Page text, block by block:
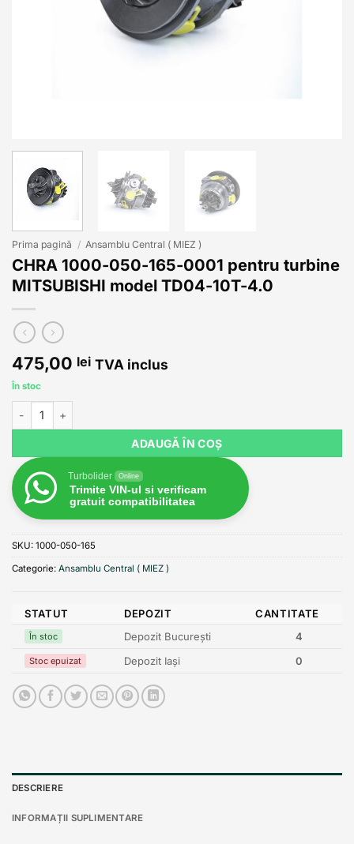
Prima pagină / Ansamblu Central ( MIEZ )
CHRA 1000-050-165-0001 pentru turbine
MITSUBISHI model TD04-10T-4.0
475,00 lei TVA inclus
În stoc
Cantitate CHRA 1000-050-165-0001 pentru turbine MITSUBISHI
ADAUGĂ ÎN COȘ
Turbolider Online
Trimite VIN-ul si verificam
gratuit compatibilitatea
SKU: 1000-050-165
Categorie: Ansamblu Central ( MIEZ )
STATUT DEPOZIT CANTITATE
În stoc Depozit București 4
Stoc epuizat Depozit Iași 0
DESCRIERE
INFORMAȚII SUPLIMENTARE